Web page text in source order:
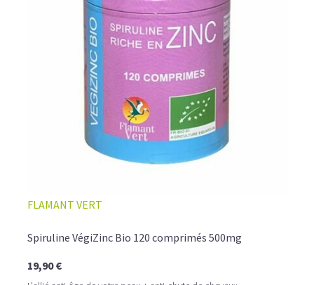
FLAMANT VERT
Spiruline VégiZinc Bio 120 comprimés 500mg
19,90 €